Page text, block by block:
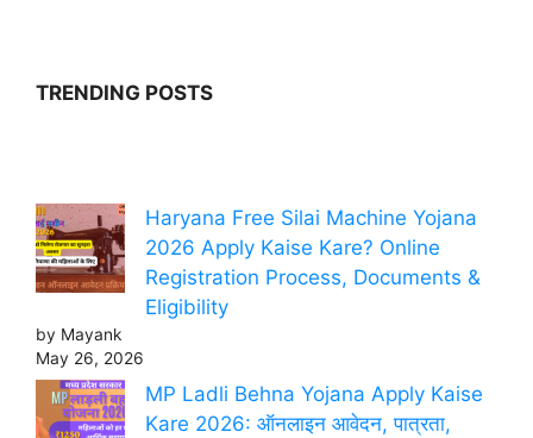
TRENDING POSTS
Haryana Free Silai Machine Yojana
2026 Apply Kaise Kare? Online
Registration Process, Documents &
Eligibility
by Mayank
May 26, 2026
MP Ladli Behna Yojana Apply Kaise
Kare 2026: ऑनलाइन आवेदन, पात्रता,